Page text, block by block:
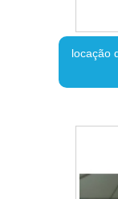
locação